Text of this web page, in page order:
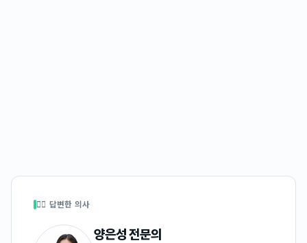
👩‍⚕️ 답변한 의사
양은성전문의